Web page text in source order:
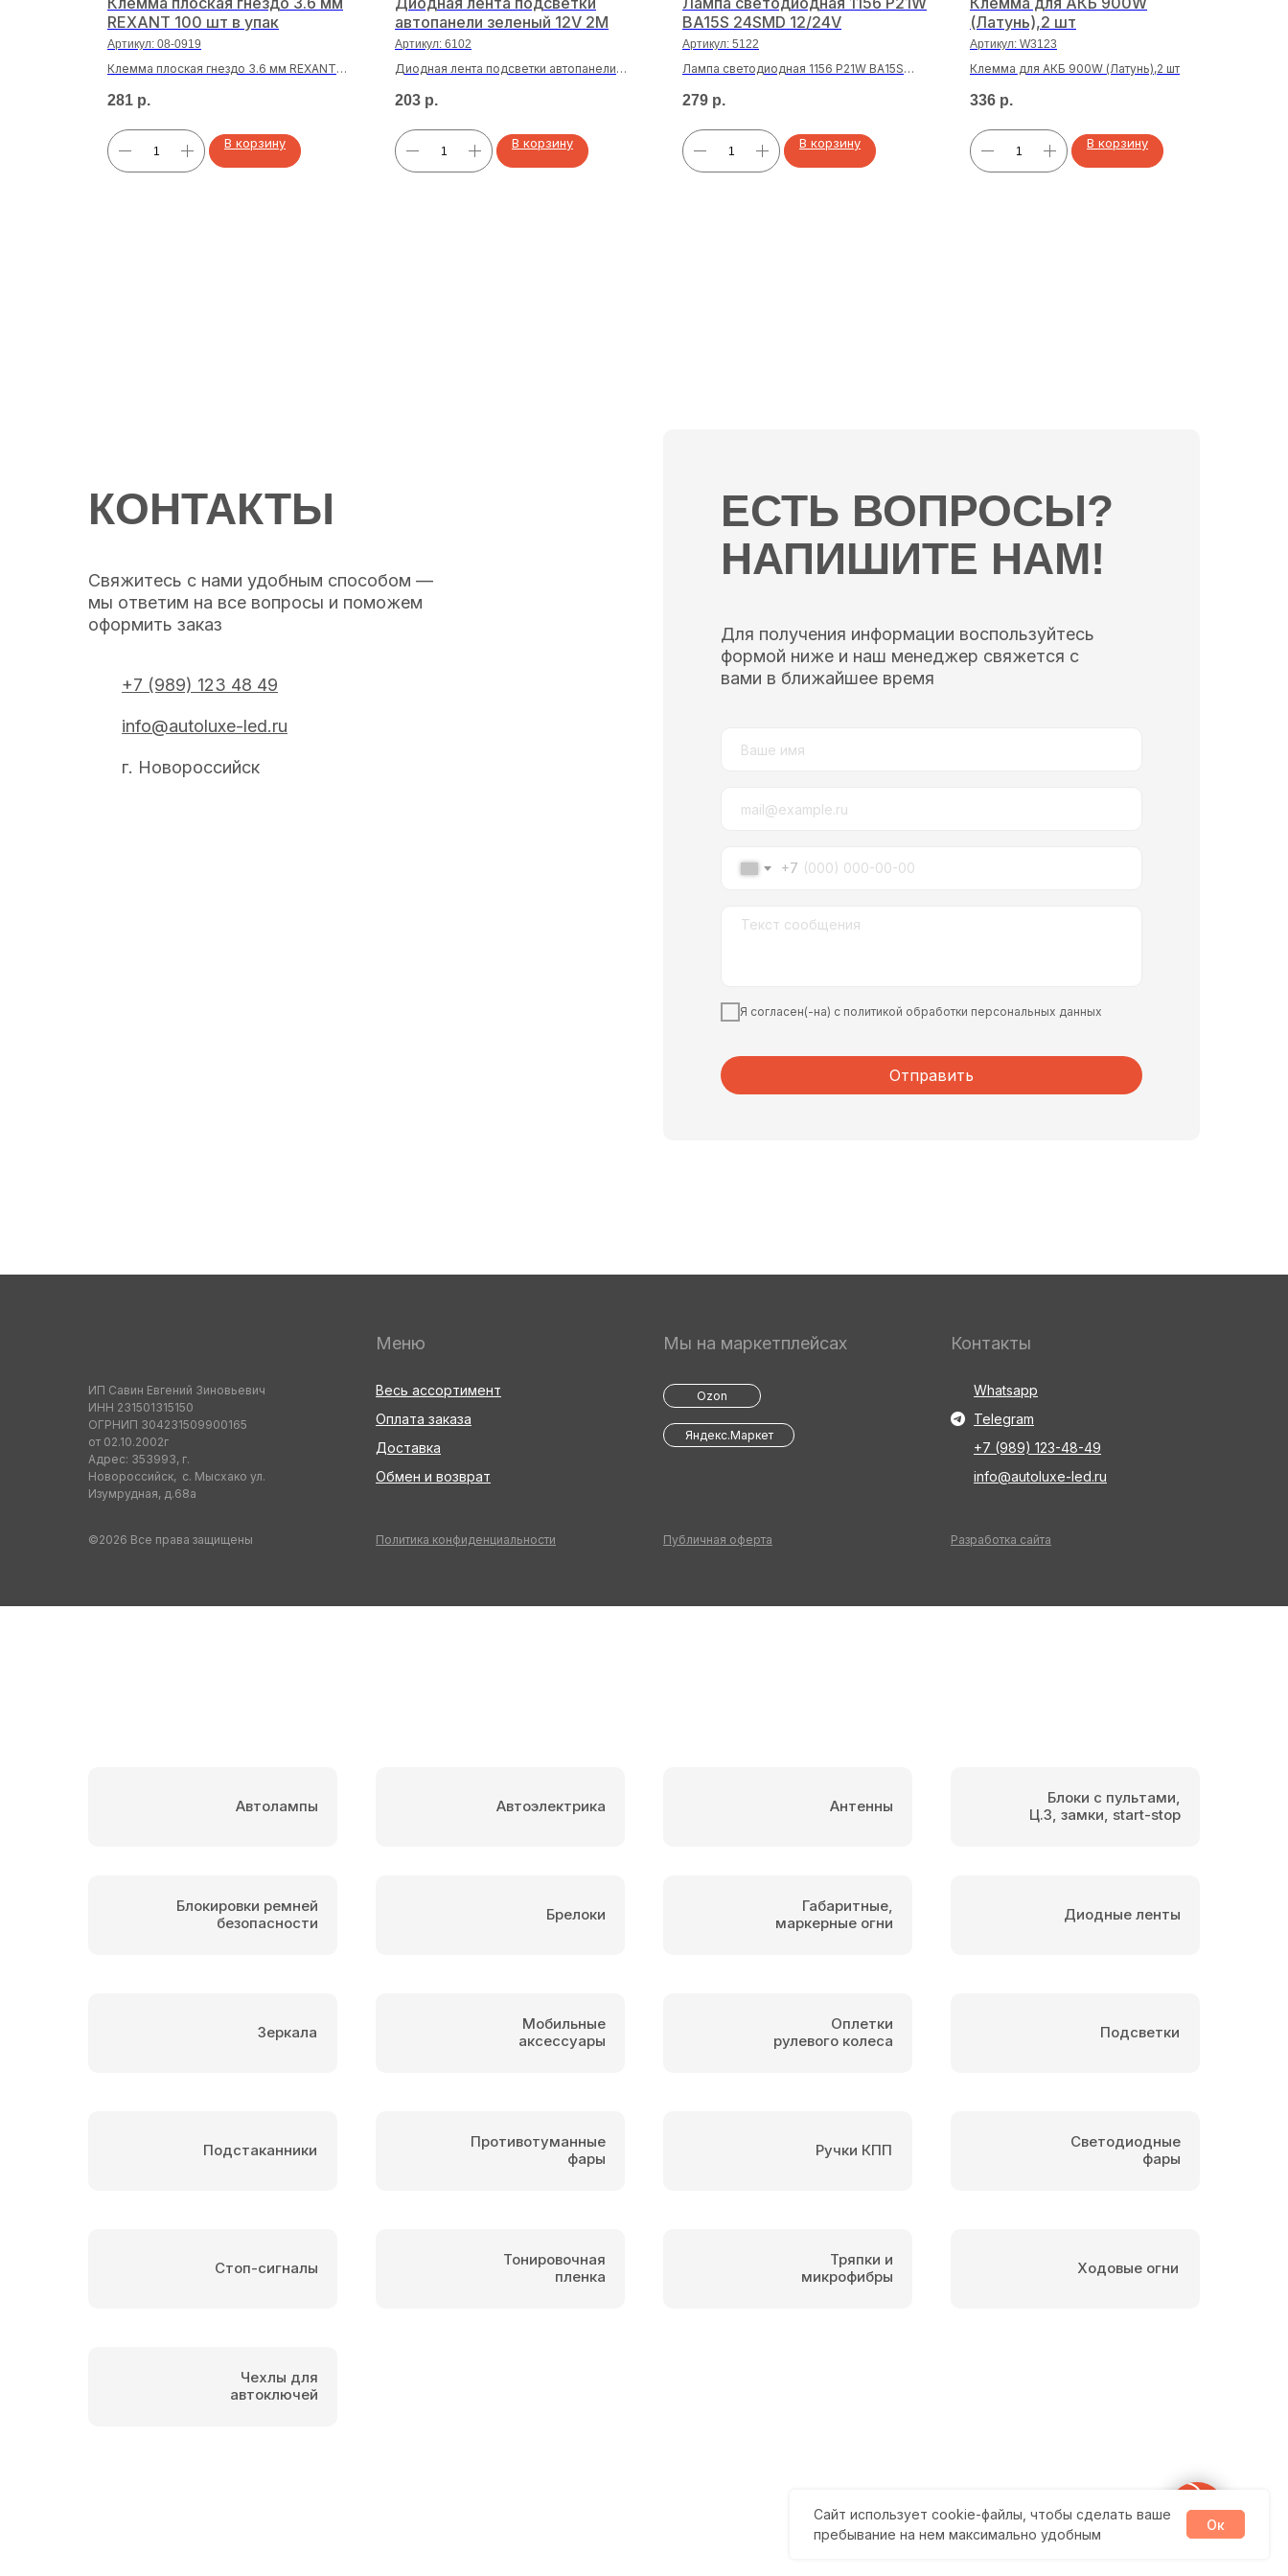
REXANT 100 шт в упак
Артикул: 08-0919
Клемма плоская гнездо 3.6 мм REXANT
281 р.
В корзину
автопанели зеленый 12V 2М
Артикул: 6102
Диодная лента подсветки автопанели
203 р.
В корзину
BA15S 24SMD 12/24V
Артикул: 5122
Лампа светодиодная 1156 P21W BA15S
279 р.
В корзину
(Латунь),2 шт
Артикул: W3123
Клемма для АКБ 900W (Латунь),2 шт
336 р.
В корзину
КОНТАКТЫ
ЕСТЬ ВОПРОСЫ?
НАПИШИТЕ НАМ!
Свяжитесь с нами удобным способом —
мы ответим на все вопросы и поможем
оформить заказ
Для получения информации воспользуйтесь
формой ниже и наш менеджер свяжется с
вами в ближайшее время
+7 (989) 123 48 49
info@autoluxe-led.ru
г. Новороссийск
+7
Я согласен(-на) с политикой обработки персональных данных
Отправить
ИП Савин Евгений Зиновьевич
ИНН 231501315150
ОГРНИП 304231509900165
от 02.10.2002г
Адрес: 353993, г.
Новороссийск, с. Мысхако ул.
Изумрудная, д.68а
©2026 Все права защищены Политика конфиденциальности Публичная оферта Разработка сайта
Обмен и возврат
Доставка
Оплата заказа
info@autoluxe-led.ru
Меню Мы на маркетплейсах Контакты
+7 (989) 123-48-49
Telegram
Весь ассортимент Whatsapp
Ozon
Яндекс.Маркет
Сайт использует cookie-файлы, чтобы сделать ваше
пребывание на нем максимально удобным
Ок
Антенны
Подсветки
Мобильные
аксессуары
Подстаканники
Автолампы Автоэлектрика
Оплетки
рулевого колеса
Светодиодные
фары
Тонировочная
пленка
Ходовые огни
Брелоки
Зеркала
Противотуманные
фары
Стоп-сигналы
Блоки с пультами,
Ц.З, замки, start-stop
Блокировки ремней
безопасности
Габаритные,
маркерные огни
Диодные ленты
Ручки КПП
Тряпки и
микрофибры
Чехлы для
автоключей